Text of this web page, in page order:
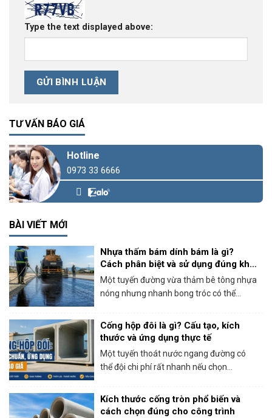
Type the text displayed above:
TƯ VẤN BÁO GIÁ
Hotline
0973 33 6666
BÀI VIẾT MỚI
Nhựa thấm bám dính bám là gì?
Cách phân biệt và sử dụng đúng khi
thi công bê tông nhựa
Một tuyến đường vừa thảm bê tông nhựa
nóng nhưng nhanh bong tróc có thể...
Cống hộp đôi là gì? Cấu tạo, kích
thước và ứng dụng thực tế
Một tuyến thoát nước ngang đường có
thể đội chi phí rất nhanh nếu chọn...
Kích thước cống tròn phổ biến và
cách chọn đúng cho công trình